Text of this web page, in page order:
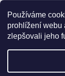
Používáme
prohlížení webu
zlepšovali jeho